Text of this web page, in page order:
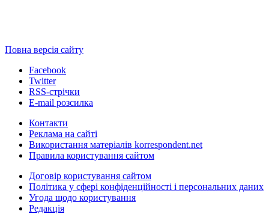
Повна версія сайту
Facebook
Twitter
RSS-стрічки
E-mail розсилка
Контакти
Реклама на сайті
Використання матеріалів korrespondent.net
Правила користування сайтом
Договір користування сайтом
Політика у сфері конфіденційності і персональних даних
Угода щодо користування
Редакція